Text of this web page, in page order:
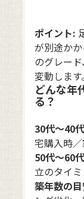
ポイント:
が別途か
のグレー
変動します。
どんな年
る？
30代〜40代
宅購入時
50代〜60代
立のタイ
築年数の目